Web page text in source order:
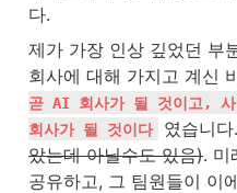
다.
제가 가장 인상 깊었던 부
회사에 대해 가지고 계신
곧 AI 회사가 될 것이고, 사
회사가 될 것이다
였습니
았는데 아닐수도 있음). 미
공유하고, 그 팀원들이 이